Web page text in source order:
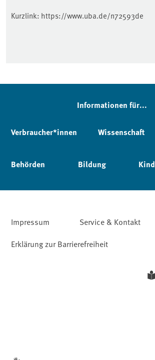
Kurzlink: https://www.uba.de/n72593de
Informationen für...
Verbraucher*innen Wissenschaft
Behörden Bildung
Impressum Service & Kontakt
Erklärung zur Barrierefreiheit